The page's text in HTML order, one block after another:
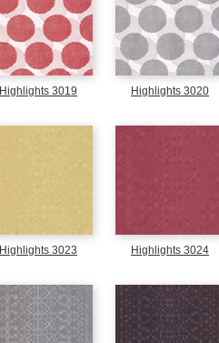
Highlights 3019 Highlights 3020
Highlights 3023 Highlights 3024